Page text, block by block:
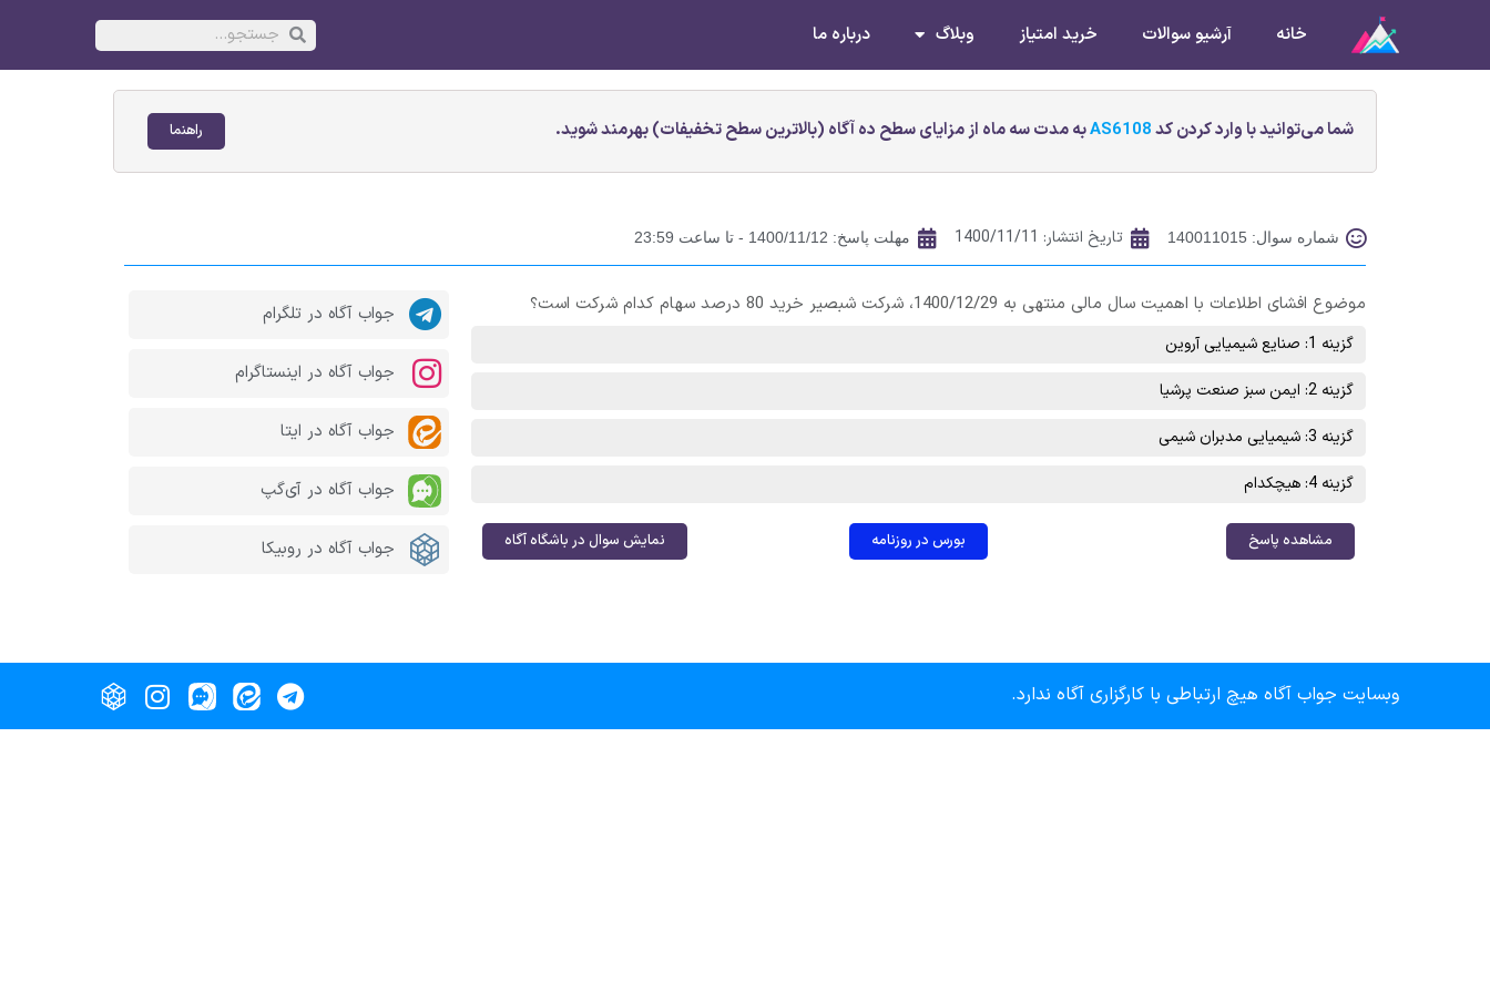
خانه آرشیو سوالات خرید امتیاز وبلاگ درباره ما
شما می‌توانید با وارد کردن کدAS6108به مدت سه ماه از مزایای سطح ده آگاه (بالاترین سطح تخفیفات) بهرمند شوید. راهنما
شماره سوال: 140011015 تاریخ انتشار: 1400/11/11 مهلت پاسخ: 1400/11/12 - تا ساعت 23:59
موضوع افشای اطلاعات با اهمیت سال مالی منتهی به 1400/12/29، شرکت شبصیر خرید 80 درصد سهام کدام شرکت است؟
گزینه 1: صنایع شیمیایی آروین
گزینه 2: ایمن سبز صنعت پرشیا
گزینه 3: شیمیایی مدبران شیمی
گزینه 4: هیچکدام
مشاهده پاسخ بورس در روزنامه نمایش سوال در باشگاه آگاه
جواب آگاه در تلگرام
جواب آگاه در اینستاگرام
جواب آگاه در ایتا
جواب آگاه در آی‌گپ
جواب آگاه در روبیکا
وبسایت جواب آگاه هیچ ارتباطی با کارگزاری آگاه ندارد.